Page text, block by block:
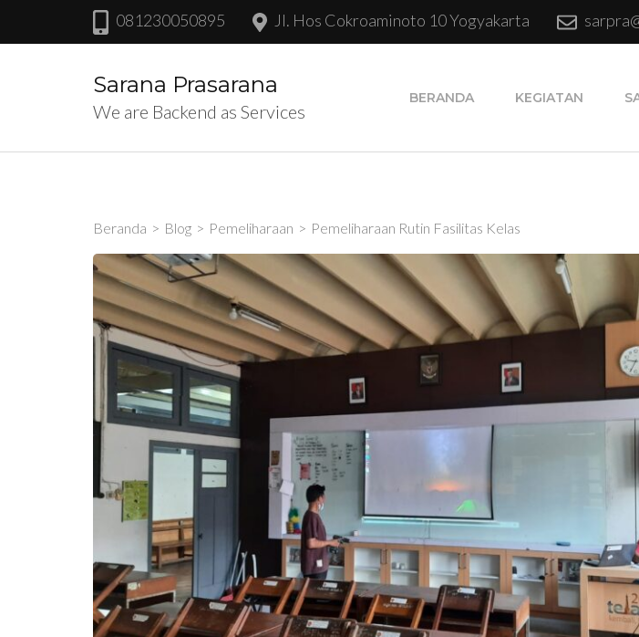
081230050895 Jl. Hos Cokroaminoto 10 Yogyakarta
Sarana Prasarana
We are Backend as Services
BERANDA KEGIATAN
Beranda > Blog > Pemeliharaan > Pemeliharaan Rutin Fasilitas Kelas